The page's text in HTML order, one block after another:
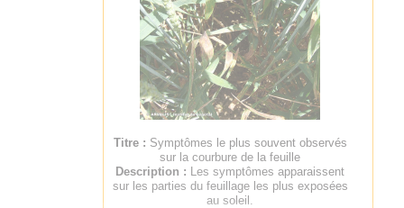
Titre : Symptômes le plus souvent observés
sur la courbure de la feuille
Description :
Les symptômes apparaissent
sur les parties du feuillage les plus exposées
au soleil.